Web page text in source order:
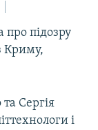
підозру
Криму,
Сергія
і